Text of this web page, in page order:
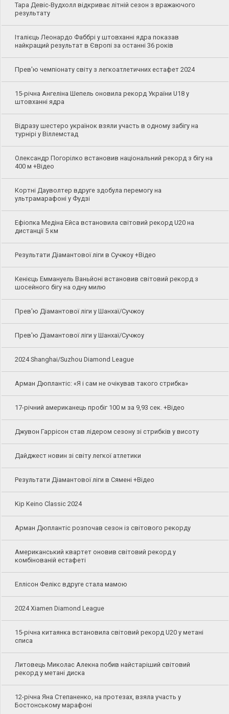
Тара Девіс-Вудхолл відкриває літній сезон з вражаючого
результату
Італієць Леонардо Фаббрі у штовханні ядра показав
найкращий результат в Європі за останні 36 років
Прев'ю чемпіонату світу з легкоатлетичних естафет 2024
15-річна Ангеліна Шепель оновила рекорд України U18 у
штовханні ядра
Відразу шестеро українок взяли участь в одному забігу на
турнірі у Віллемстад
Олександр Погорілко встановив національний рекорд з бігу на
400 м +Відео
Кортні Дауволтер вдруге здобула перемогу на
ультрамарафоні у Фудзі
Ефіопка Медіна Ейса встановила світовий рекорд U20 на
дистанції 5 км
Результати Діамантової ліги в Сучжоу +Відео
Кенієць Еммануель Ваньйоні встановив світовий рекорд з
шосейного бігу на одну милю
Прев'ю Діамантової ліги у Шанхаї/Сучжоу
Прев'ю Діамантової ліги у Шанхаї/Сучжоу
2024 Shanghai/Suzhou Diamond League
Арман Дюплантіс: «Я і сам не очікував такого стрибка»
17-річний американець пробіг 100 м за 9,93 сек. +Відео
Джувон Гаррісон став лідером сезону зі стрибків у висоту
Дайджест новин зі світу легкої атлетики
Результати Діамантової ліги в Сямені +Відео
Kip Keino Classic 2024
Арман Дюплантіс розпочав сезон із світового рекорду
Американський квартет оновив світовий рекорд у
комбінованій естафеті
Еллісон Фелікс вдруге стала мамою
2024 Xiamen Diamond League
15-річна китаянка встановила світовий рекорд U20 у метані
списа
Литовець Миколас Алекна побив найстаріший світовий
рекорд у метані диска
12-річна Яна Степаненко, на протезах, взяла участь у
Бостонському марафоні